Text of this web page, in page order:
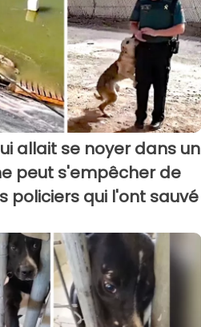
allait se noyer dans un
peut s'empêcher de
policiers qui l'ont sauvé